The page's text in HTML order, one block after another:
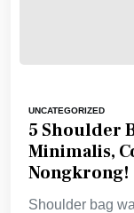
UNCATEGORIZED
5 Shoulder
Minimalis,
Nongkrong!
Shoulder bag